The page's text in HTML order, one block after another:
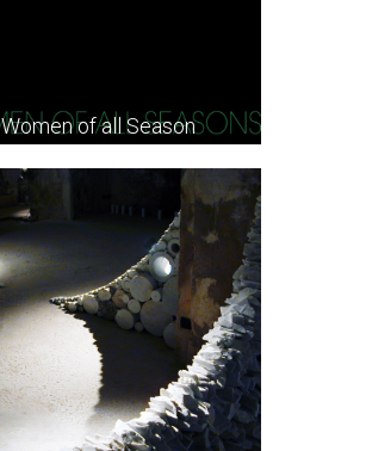
Women of all Season